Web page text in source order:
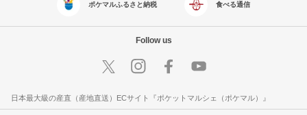
ポケマルふるさと納税 食べる通信
Follow us
日本最大級の産直（産地直送）ECサイト『ポケットマルシェ（ポケマル）』